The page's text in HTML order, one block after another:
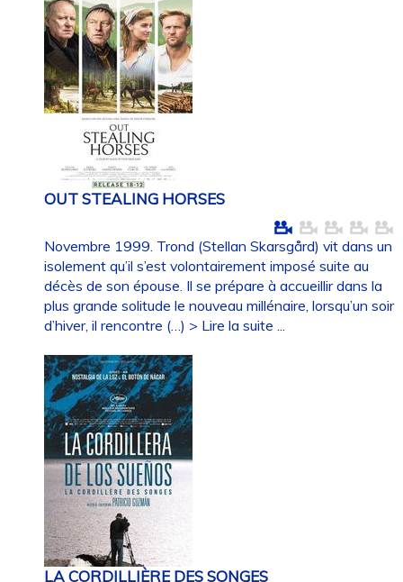
OUT STEALING HORSES
Novembre 1999. Trond (Stellan Skarsgård) vit dans un
isolement qu’il s’est volontairement imposé suite au
décès de son épouse. Il se prépare à accueillir dans la
plus grande solitude le nouveau millénaire, lorsqu’un soir
d’hiver, il rencontre (…) > Lire la suite ...
LA CORDILLIÈRE DES SONGES